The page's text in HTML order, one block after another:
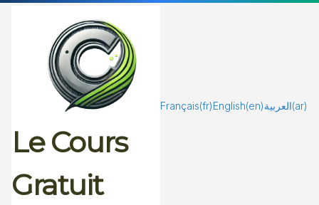
Le Cours
Gratuit
Français(fr) English(en)العربية(ar)